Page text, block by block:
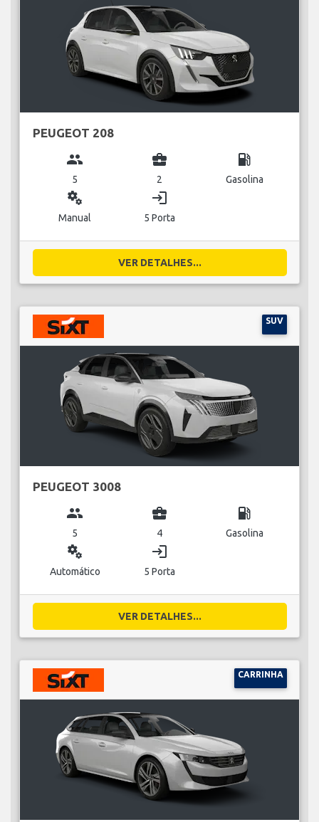
PEUGEOT 208
group
5
business_center
2
local_gas_station
Gasolina
miscellaneous_services
Manual
login
5 Porta
VER DETALHES...
SUV
PEUGEOT 3008
group
5
business_center
4
local_gas_station
Gasolina
miscellaneous_services
Automático
login
5 Porta
VER DETALHES...
CARRINHA